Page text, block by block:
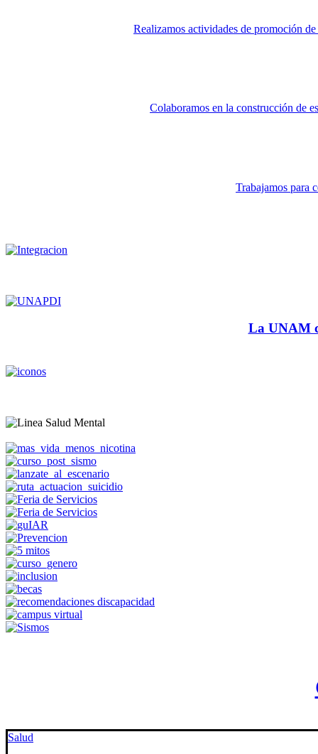
Realizamos actividades de promoción
Colaboramos en la construcción de
Trabajamos para
La UNAM
Salud